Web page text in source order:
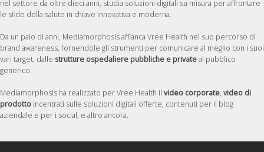
nel settore da oltre dieci anni, studia soluzioni digitali su misura per affrontare
le sfide della salute in chiave innovativa e moderna.
Da un paio di anni, Mediamorphosis affianca Vree Health nel suo percorso di
brand awareness, fornendole gli strumenti per comunicare al meglio con i suoi
vari target, dalle strutture ospedaliere pubbliche e privateal pubblico
generico.
Mediamorphosis ha realizzato per Vree Health il video corporate, video di
prodotto incentrati sulle soluzioni digitali offerte, contenuti per il blog
aziendale e per i social, e altro ancora.